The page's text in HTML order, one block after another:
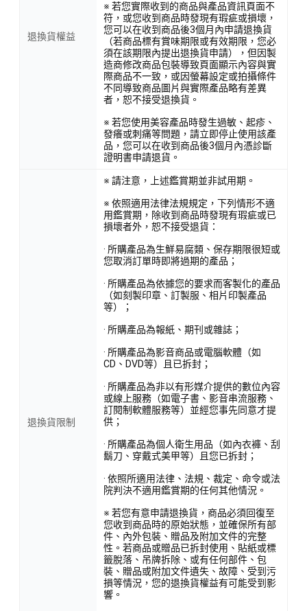
退換貨權益
※ 若您實際收到的商品與產品資訊頁面不
符，或您收到商品時發現有瑕疵或損壞，
您可以在收到商品後3個月內申請退換貨
（若商品標有賞味期限或有效期限，您必
須在該期限內提出退換貨申請），但因製
造商修改商品包裝導致頁面顯示內容與實
際商品不一致，或因螢幕設定或拍攝條件
不同導致商品圖片與實際產品略有差異
者，恕不接受退換貨。
※ 若您使用美容產品時發生過敏、起疹、
發癢或刺痛等問題，請立即停止使用該產
品，您可以在收到商品後3個月內憑診斷
證明書申請退貨。
退換貨限制
※ 請注意，上述鑑賞期並非試用期。
※ 依照適用法律法規規定，下列情形不適
用鑑賞期，除收到商品時發現有瑕疵或已
損壞者外，恕不接受退貨：
· 所購產品為生鮮易腐類、保存期限很短或
您取消訂單時即將過期的產品；
· 所購產品為依據您的要求而客製化的產品
（如刻製印章、訂製服、相片印製產品
等）；
· 所購產品為報紙、期刊或雜誌；
· 所購產品為影音商品或電腦軟體（如
CD、DVD等）且已拆封；
· 所購產品為非以有形媒介提供的數位內容
或線上服務（如電子書、影音串流服務、
訂閱制軟體服務等）並經您事先同意才提
供；
· 所購產品為個人衛生用品（如內衣褲、刮
鬍刀、穿戴式美甲等）且您已拆封；
· 依照所適用法律、法規、裁定、命令或法
院判決不適用鑑賞期的任何其他情況。
※ 若您有意申請退換貨，商品必須回復至
您收到商品時的原始狀態，並確保所有部
件、內外包裝、贈品及附加文件的完整
性。若商品或贈品已拆封使用、貼紙或標
籤脫落、吊牌拆除、或有任何部件、包
裝、贈品或附加文件遺失、故障、受到污
損等情況，您的退換貨權益有可能受到影
響。